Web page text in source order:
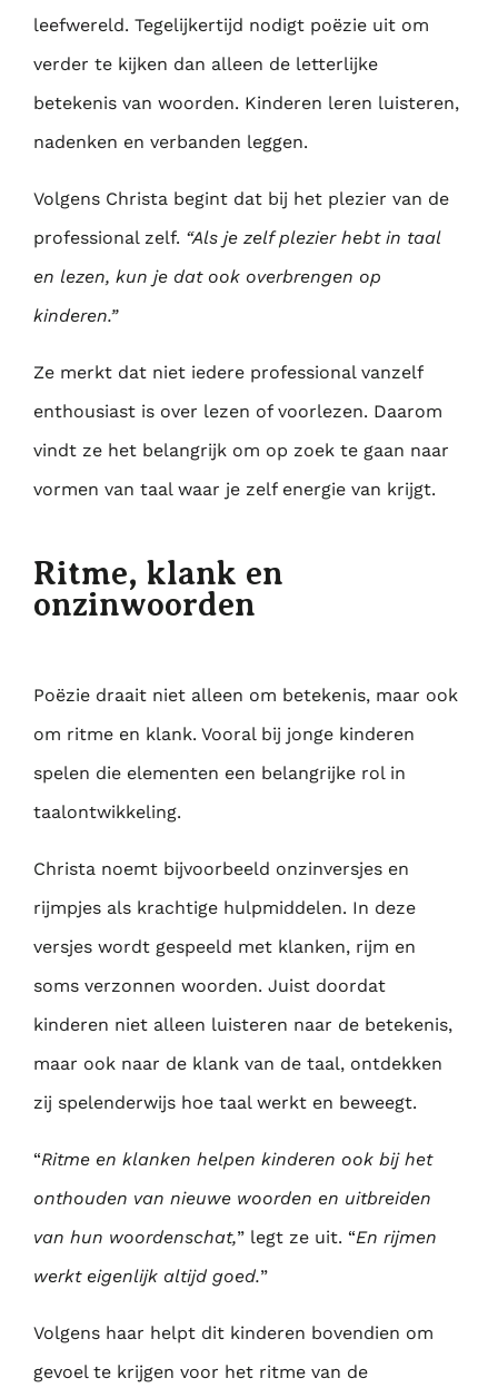
leefwereld. Tegelijkertijd nodigt poëzie uit om
verder te kijken dan alleen de letterlijke
betekenis van woorden. Kinderen leren luisteren,
nadenken en verbanden leggen.
Volgens Christa begint dat bij het plezier van de
professional zelf. “Als je zelf plezier hebt in taal
en lezen, kun je dat ook overbrengen op
kinderen.”
Ze merkt dat niet iedere professional vanzelf
enthousiast is over lezen of voorlezen. Daarom
vindt ze het belangrijk om op zoek te gaan naar
vormen van taal waar je zelf energie van krijgt.
Ritme, klank en
onzinwoorden
Poëzie draait niet alleen om betekenis, maar ook
om ritme en klank. Vooral bij jonge kinderen
spelen die elementen een belangrijke rol in
taalontwikkeling.
Christa noemt bijvoorbeeld onzinversjes en
rijmpjes als krachtige hulpmiddelen. In deze
versjes wordt gespeeld met klanken, rijm en
soms verzonnen woorden. Juist doordat
kinderen niet alleen luisteren naar de betekenis,
maar ook naar de klank van de taal, ontdekken
zij spelenderwijs hoe taal werkt en beweegt.
“Ritme en klanken helpen kinderen ook bij het
onthouden van nieuwe woorden en uitbreiden
van hun woordenschat,” legt ze uit. “En rijmen
werkt eigenlijk altijd goed.”
Volgens haar helpt dit kinderen bovendien om
gevoel te krijgen voor het ritme van de